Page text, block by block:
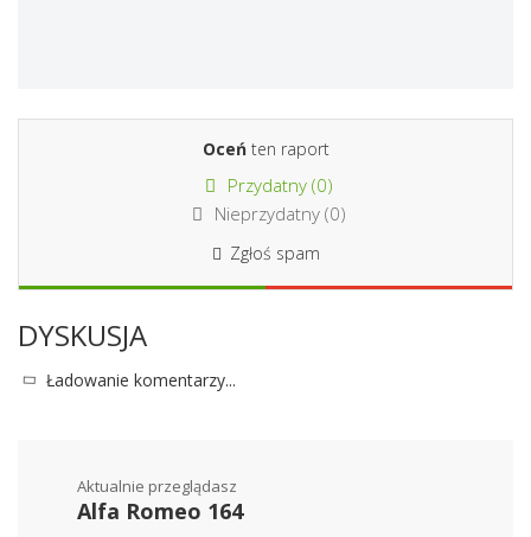
Oceńten raport
Przydatny (0)
Nieprzydatny (0)
Zgłoś spam
DYSKUSJA
Ładowanie komentarzy...
Aktualnie przeglądasz
Alfa Romeo 164